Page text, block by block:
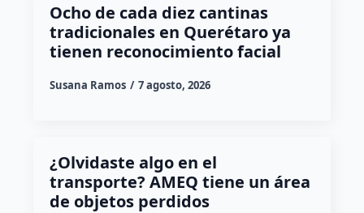
Ocho de cada diez cantinas
tradicionales en Querétaro ya
tienen reconocimiento facial
Susana Ramos 7 agosto, 2026
¿Olvidaste algo en el
transporte? AMEQ tiene un área
de objetos perdidos